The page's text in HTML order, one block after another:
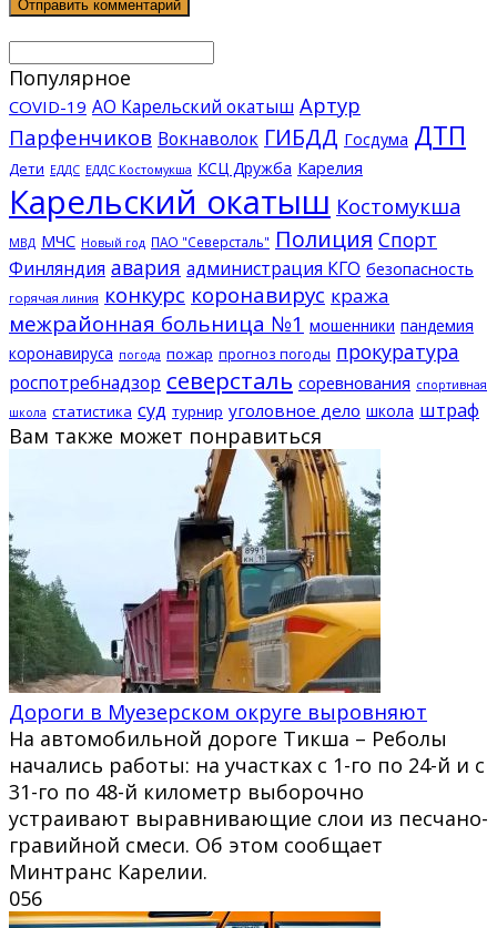
Популярное
COVID-19 АО Карельский окатыш Артур
Парфенчиков Вокнаволок ГИБДД Госдума ДТП
Дети ЕДДС ЕДДС Костомукша КСЦ Дружба Карелия
Карельский окатыш Костомукша
МВД МЧС Новый год ПАО "Северсталь" Полиция Спорт
Финляндия авария администрация КГО безопасность
горячая линия конкурс коронавирус кража
межрайонная больница №1 мошенники пандемия
коронавируса погода пожар прогноз погоды прокуратура
роспотребнадзор северсталь соревнования спортивная
школа статистика суд турнир уголовное дело школа штраф
Вам также может понравиться
Дороги в Муезерском округе выровняют
На автомобильной дороге Тикша – Реболы
начались работы: на участках с 1-го по 24-й и с
31-го по 48-й километр выборочно
устраивают выравнивающие слои из песчано-
гравийной смеси. Об этом сообщает
Минтранс Карелии.
056